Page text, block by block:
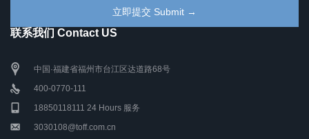
联系我们 Contact US
中国·福建省福州市台江区达道路68号
400-0770-111
18850118111 24 Hours 服务
3030108@toff.com.cn